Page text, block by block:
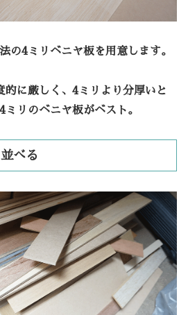
の4ミリベニヤ板を用意します。
的に厳しく、4ミリより分厚いと
リのベニヤ板がベスト。
べる